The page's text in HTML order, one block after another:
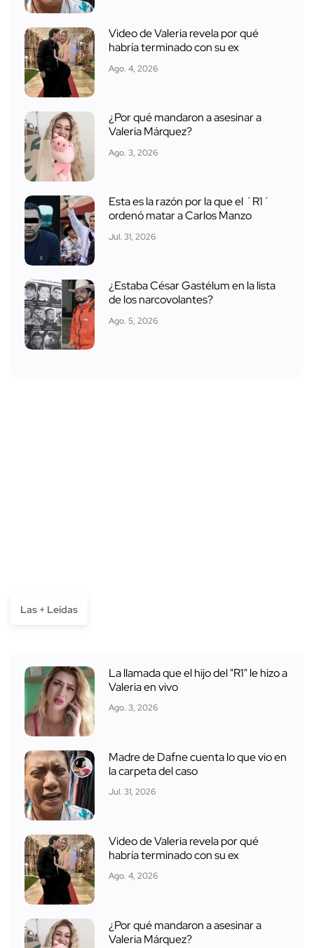
Video de Valeria revela por qué
habría terminado con su ex
Ago. 4, 2026
¿Por qué mandaron a asesinar a
Valeria Márquez?
Ago. 3, 2026
Esta es la razón por la que el ´R1´
ordenó matar a Carlos Manzo
Jul. 31, 2026
¿Estaba César Gastélum en la lista
de los narcovolantes?
Ago. 5, 2026
Las + Leídas
La llamada que el hijo del "R1" le hizo a
Valeria en vivo
Ago. 3, 2026
Madre de Dafne cuenta lo que vio en
la carpeta del caso
Jul. 31, 2026
Video de Valeria revela por qué
habría terminado con su ex
Ago. 4, 2026
¿Por qué mandaron a asesinar a
Valeria Márquez?